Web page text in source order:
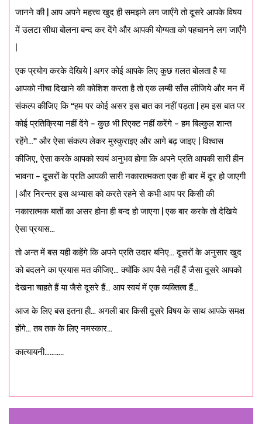
जानने की | आप अपने महत्त्व खुद ही समझने लग जाएँगे तो दूसरे आपके विषय
में उलटा सीधा बोलना बन्द कर देंगे और आपकी योग्यता को पहचानने लग जाएँगे
|
एक प्रयोग करके देखिये | अगर कोई आपके लिए कुछ ग़लत बोलता है या
आपको नीचा दिखाने की कोशिश करता है तो एक लम्बी साँस लीजिये और मन में
संकल्प कीजिए कि “हम पर कोई असर इस बात का नहीं पड़ता | हम इस बात पर
कोई प्रतिक्रिया नहीं देंगे – कुछ भी रिएक्ट नहीं करेंगे – हम बिल्कुल शान्त
रहेंगे…” और ऐसा संकल्प लेकर मुस्कुराइए और आगे बढ़ जाइए | विश्वास
कीजिए, ऐसा करके आपको स्वयं अनुभव होगा कि अपने प्रति आपकी सारी हीन
भावना – दूसरों के प्रति आपकी सारी नकारात्मकता एक ही बार में दूर हो जाएगी
| और निरन्तर इस अभ्यास को करते रहने से कभी आप पर किसी की
नकारात्मक बातों का असर होना ही बन्द हो जाएगा | एक बार करके तो देखिये
ऐसा प्रयास…
तो अन्त में बस यही कहेंगे कि अपने प्रति उदार बनिए… दूसरों के अनुसार खुद
को बदलने का प्रयास मत कीजिए… क्योंकि आप वैसे नहीं हैं जैसा दूसरे आपको
देखना चाहते हैं या जैसे दूसरे हैं… आप स्वयं में एक व्यक्तित्व हैं…
आज के लिए बस इतना ही… अगली बार किसी दूसरे विषय के साथ आपके समक्ष
होंगे… तब तक के लिए नमस्कार…
कात्यायनी………..